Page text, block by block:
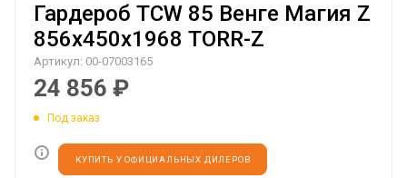
Гардероб TCW 85 Венге Магия Z
856х450х1968 TORR-Z
Артикул: 00-07003165
24 856 ₽
Под заказ
КУПИТЬ У ОФИЦИАЛЬНЫХ ДИЛЕРОВ